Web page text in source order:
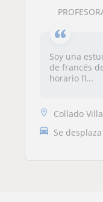
Soy una
de francés
horario fl...
Collado
Se